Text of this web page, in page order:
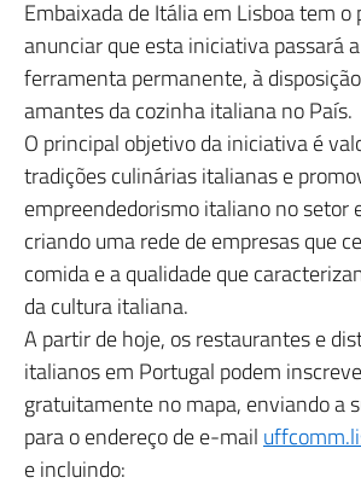
Embaixada de Itália em Lisboa tem o
anunciar que esta iniciativa passará
ferramenta permanente, à
amantes da cozinha italiana no País.
O principal objetivo da iniciativa é
tradições culinárias italianas e
empreendedorismo italiano no setor
criando uma rede de empresas que
comida e a qualidade que
da cultura italiana.
A partir de hoje, os restaurantes e
italianos em Portugal podem
gratuitamente no mapa, enviando a
para o endereço de e-mail
e incluindo: